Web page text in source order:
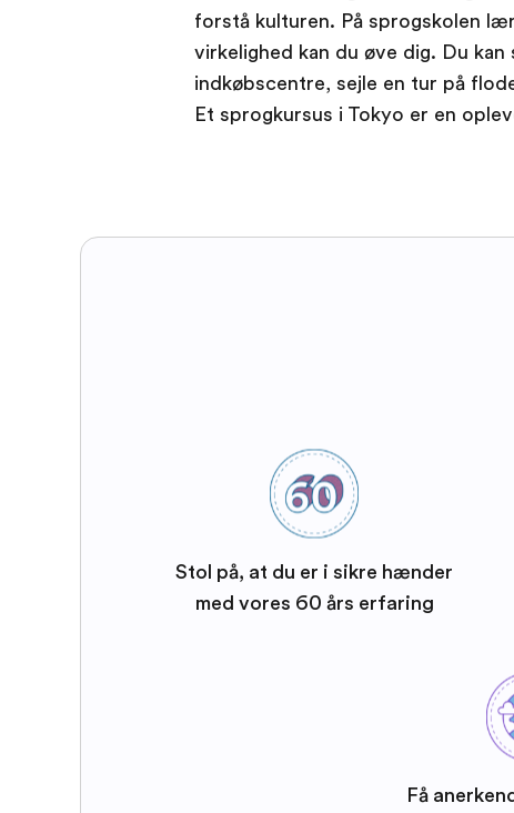
forstå kulturen. På sprogskolen
virkelighed kan du øve dig. Du
indkøbscentre, sejle en tur på
Et sprogkursus i Tokyo er en
Stol på, at du er i sikre hænder
med vores 60 års erfaring
Få